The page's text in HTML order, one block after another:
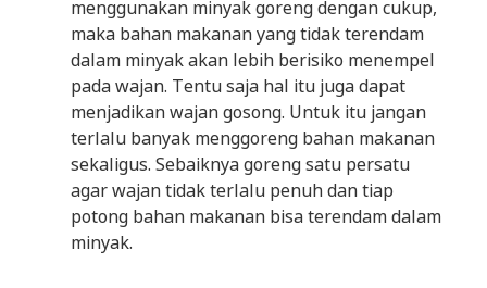
menggunakan minyak goreng dengan cukup,
maka bahan makanan yang tidak terendam
dalam minyak akan lebih berisiko menempel
pada wajan. Tentu saja hal itu juga dapat
menjadikan wajan gosong. Untuk itu jangan
terlalu banyak menggoreng bahan makanan
sekaligus. Sebaiknya goreng satu persatu
agar wajan tidak terlalu penuh dan tiap
potong bahan makanan bisa terendam dalam
minyak.